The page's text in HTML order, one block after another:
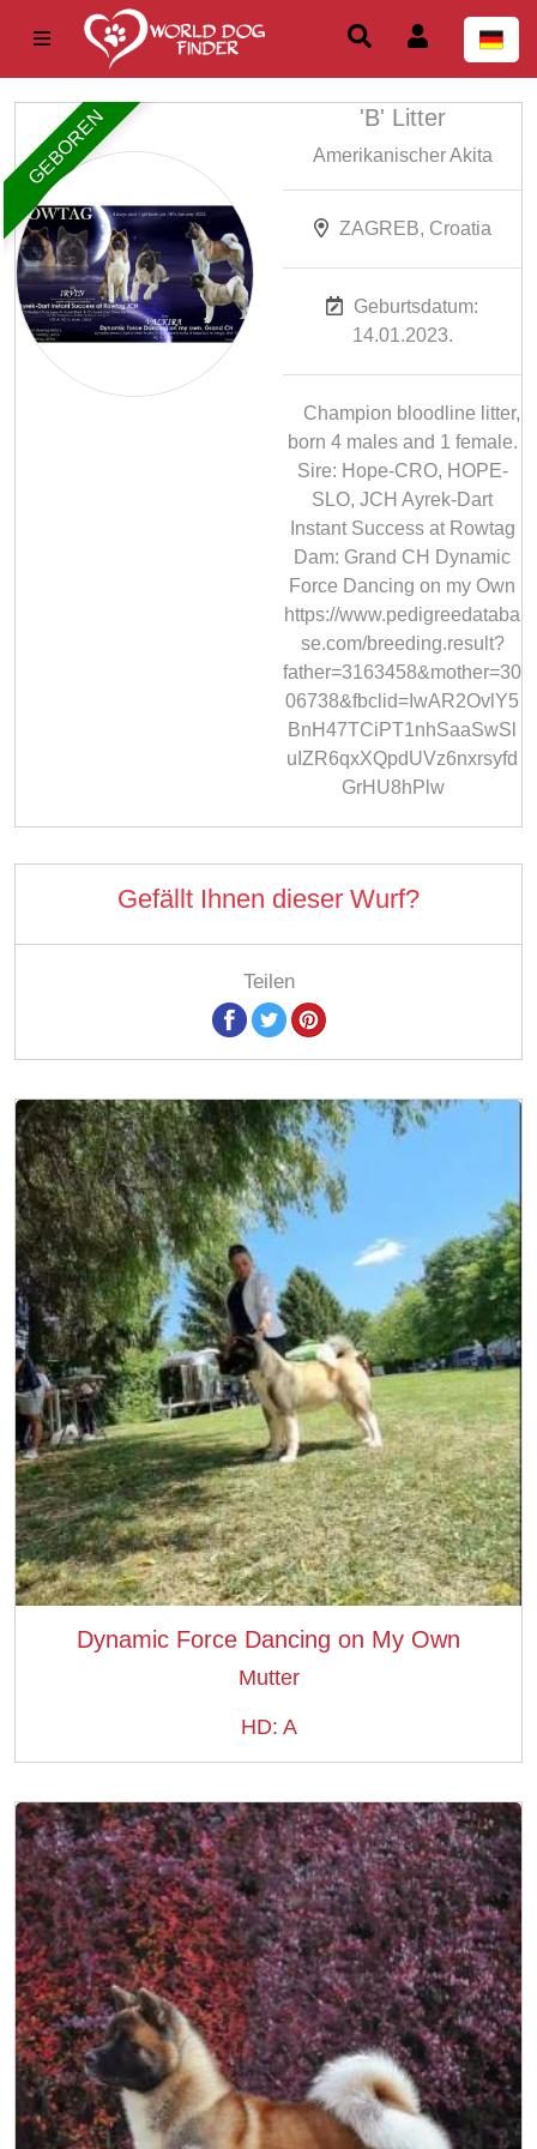
GEBOREN 'B' Litter
Amerikanischer Akita
ZAGREB, Croatia
Geburtsdatum:
14.01.2023.
Champion bloodline litter,
born 4 males and 1 female.
Sire: Hope-CRO, HOPE-
SLO, JCH Ayrek-Dart
Instant Success at Rowtag
Dam: Grand CH Dynamic
Force Dancing on my Own
https://www.pedigreedataba
se.com/breeding.result?
father=3163458&mother=30
06738&fbclid=IwAR2OvlY5
BnH47TCiPT1nhSaaSwSl
uIZR6qxXQpdUVz6nxrsyfd
GrHU8hPlw
Gefällt Ihnen dieser Wurf?
Teilen
Dynamic Force Dancing on My Own
Mutter
HD: A